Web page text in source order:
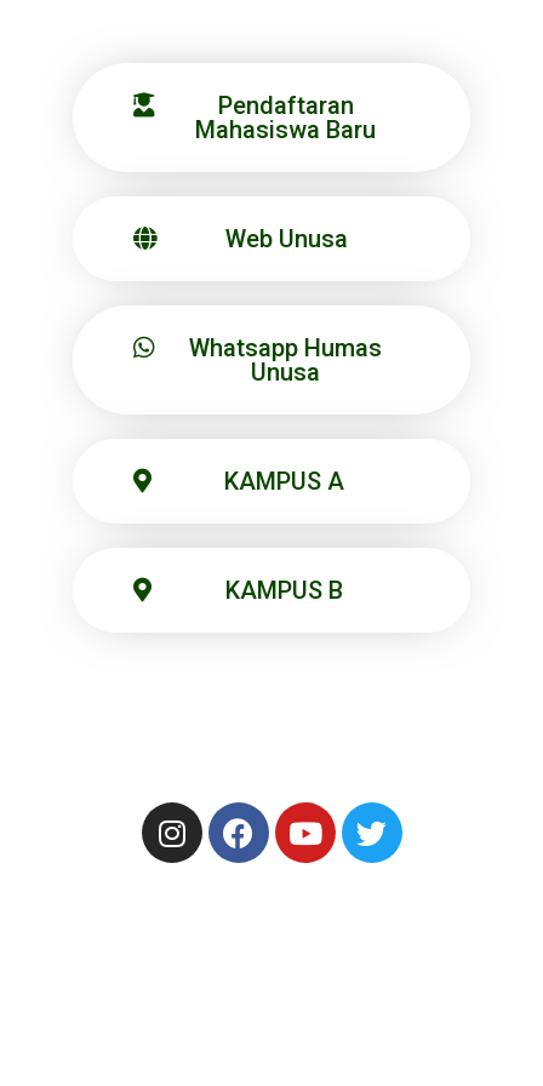
Pendaftaran
Mahasiswa Baru
Web Unusa
Whatsapp Humas
Unusa
KAMPUS A
KAMPUS B